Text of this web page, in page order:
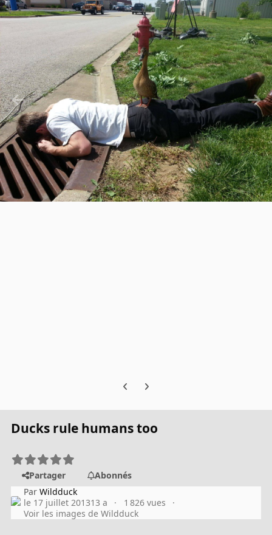
Previous carousel slide
Next carousel slide
Ducks rule humans too
Partager
Abonnés
ParWildduck
le 17 juillet 201313 a
1 826 vues
Voir les images de Wildduck